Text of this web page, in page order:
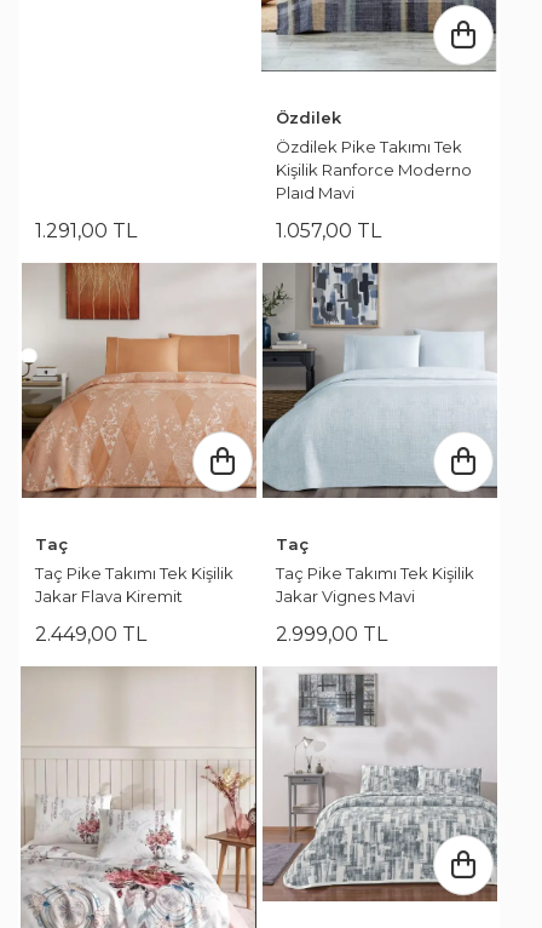
1.291,00 TL
Özdilek
Özdilek Pike Takımı Tek
Kişilik Ranforce Moderno
Plaıd Mavi
1.057,00 TL
Taç
Taç Pike Takımı Tek Kişilik
Jakar Flava Kiremit
2.449,00 TL
Taç
Taç Pike Takımı Tek Kişilik
Jakar Vignes Mavi
2.999,00 TL